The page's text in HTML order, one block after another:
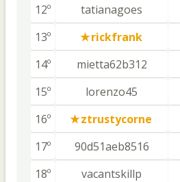
12º
tatianagoes
13º
rickfrank
14º
mietta62b312
15º
lorenzo45
16º
ztrustycorne
17º
90d51aeb8516
18º
vacantskillp